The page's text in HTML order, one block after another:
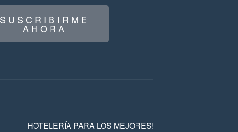
SUSCRIBIRME
AHORA
HOTELERÍA PARA LOS MEJORES!